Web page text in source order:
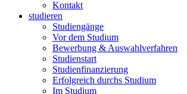
Kontakt
studieren
Studiengänge
Vor dem Studium
Bewerbung & Auswahlverfahren
Studienstart
Studienfinanzierung
Erfolgreich durchs Studium
Im Studium